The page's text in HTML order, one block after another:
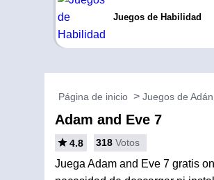
Juegos de Habilidad
Página de inicio Juegos de
Adam and Eve 7
4.8 318 Votos
Juega Adam and Eve 7 gratis